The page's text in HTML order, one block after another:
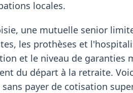
locales.
une mutuelle senior
les prothèses et
et le niveau de garanties
du départ à la retraite.
sans payer de cotisation